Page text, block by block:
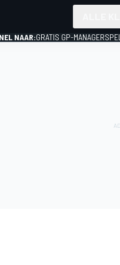
NAAR:GRATIS GP-MANAGERSPEL